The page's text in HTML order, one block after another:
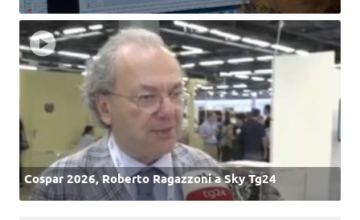
Cospar 2026, Roberto Ragazzoni a Sky Tg24